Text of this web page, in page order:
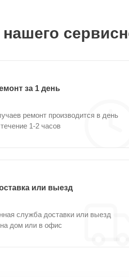
за 1 день
ремонт производится в день
1-2 часов
или выезд
служба доставки или выезд
дом или в офис